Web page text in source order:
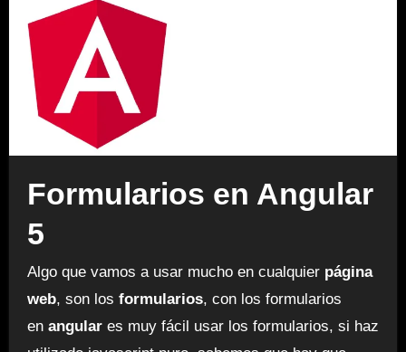
Formularios en Angular
5
Algo que vamos a usar mucho en cualquier página
web, son los formularios, con los formularios
en angulares muy fácil usar los formularios, si haz